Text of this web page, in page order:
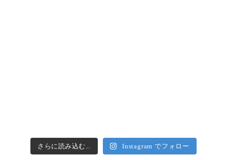
さらに読み込む... Instagram でフォロー